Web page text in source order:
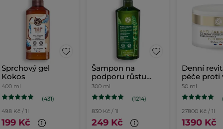
Sprchový gel
Kokos
400 ml
(431)
498 Kč / 1l
199 Kč
Šampon na
podporu růstu
vlasů
300 ml
(1214)
830 Kč / 1l
249 Kč
Denní
péče proti
50 ml
27800 Kč / 1l
1390 Kč